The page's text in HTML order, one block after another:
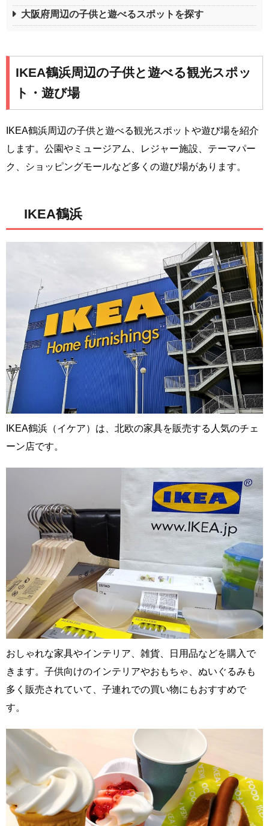
大阪府周辺の子供と遊べるスポットを探す
IKEA鶴浜周辺の子供と遊べる観光スポッ
ト・遊び場
IKEA鶴浜周辺の子供と遊べる観光スポットや遊び場を紹介
します。公園やミュージアム、レジャー施設、テーマパー
ク、ショッピングモールなど多くの遊び場があります。
IKEA鶴浜
IKEA鶴浜（イケア）は、北欧の家具を販売する人気のチェ
ーン店です。
おしゃれな家具やインテリア、雑貨、日用品などを購入で
きます。子供向けのインテリアやおもちゃ、ぬいぐるみも
多く販売されていて、子連れでの買い物にもおすすめで
す。